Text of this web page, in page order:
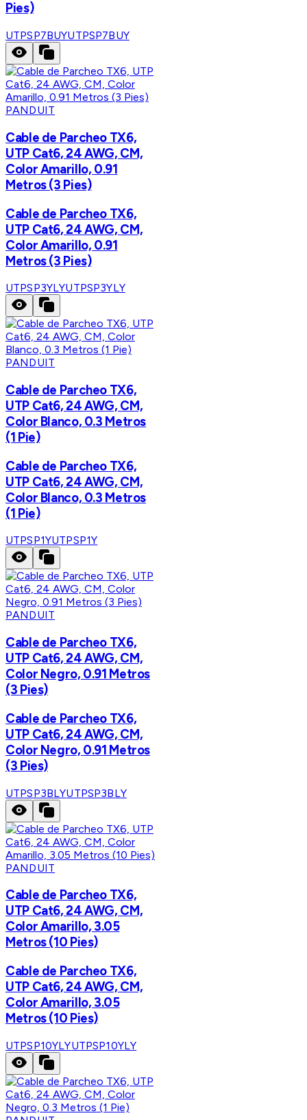
Pies)
UTPSP7BUYUTPSP7BUY
PANDUIT
Cable de Parcheo TX6,
UTP Cat6, 24 AWG, CM,
Color Amarillo, 0.91
Metros (3 Pies)
Cable de Parcheo TX6,
UTP Cat6, 24 AWG, CM,
Color Amarillo, 0.91
Metros (3 Pies)
UTPSP3YLYUTPSP3YLY
PANDUIT
Cable de Parcheo TX6,
UTP Cat6, 24 AWG, CM,
Color Blanco, 0.3 Metros
(1 Pie)
Cable de Parcheo TX6,
UTP Cat6, 24 AWG, CM,
Color Blanco, 0.3 Metros
(1 Pie)
UTPSP1YUTPSP1Y
PANDUIT
Cable de Parcheo TX6,
UTP Cat6, 24 AWG, CM,
Color Negro, 0.91 Metros
(3 Pies)
Cable de Parcheo TX6,
UTP Cat6, 24 AWG, CM,
Color Negro, 0.91 Metros
(3 Pies)
UTPSP3BLYUTPSP3BLY
PANDUIT
Cable de Parcheo TX6,
UTP Cat6, 24 AWG, CM,
Color Amarillo, 3.05
Metros (10 Pies)
Cable de Parcheo TX6,
UTP Cat6, 24 AWG, CM,
Color Amarillo, 3.05
Metros (10 Pies)
UTPSP10YLYUTPSP10YLY